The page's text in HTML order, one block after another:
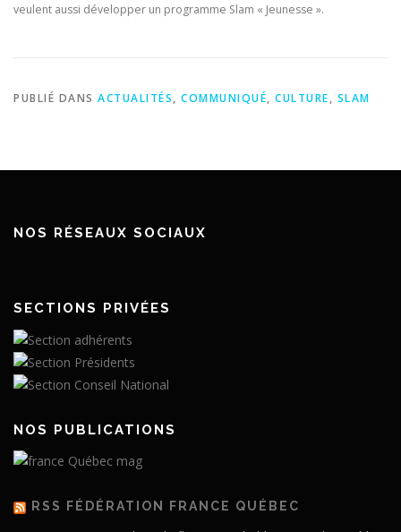
veulent aussi développer un programme Slam « Jeunesse ».
PUBLIÉ DANS ACTUALITÉS, COMMUNIQUÉ, CULTURE, SLAM
NOS RÉSEAUX SOCIAUX
SECTIONS PRIVÉES
NOS PUBLICATIONS
RSS FÉDÉRATION FRANCE QUÉBEC